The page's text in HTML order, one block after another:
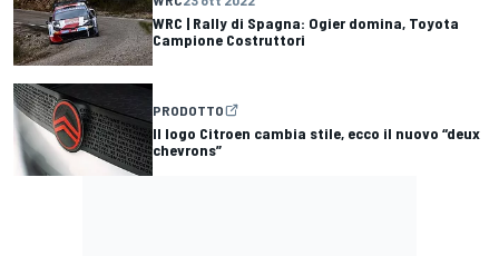
WRC | Rally di Spagna: Ogier domina, Toyota
Campione Costruttori
PRODOTTO
Il logo Citroen cambia stile, ecco il nuovo “deux
chevrons”